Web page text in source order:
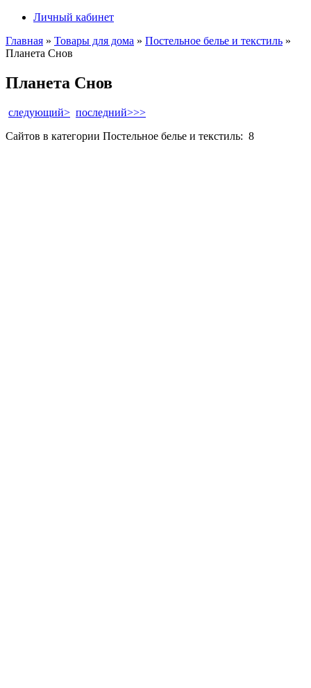
Личный кабинет
Главная » Товары для дома » Постельное белье и текстиль »
Планета Снов
Планета Снов
следующий> последний>>>
Сайтов в категории Постельное белье и текстиль: 8